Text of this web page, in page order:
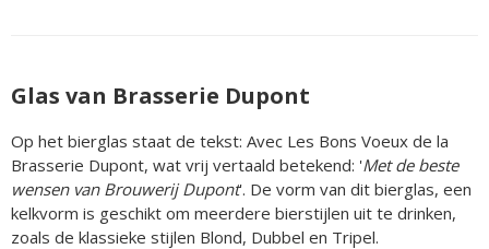
Glas van Brasserie Dupont
Op het bierglas staat de tekst: Avec Les Bons Voeux de la
Brasserie Dupont, wat vrij vertaald betekend: 'Met de beste
wensen van Brouwerij Dupont'. De vorm van dit bierglas, een
kelkvorm is geschikt om meerdere bierstijlen uit te drinken,
zoals de klassieke stijlen Blond, Dubbel en Tripel.